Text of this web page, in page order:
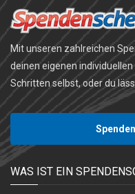
Mit unseren zahlreichen
deinen eigenen
Schritten selbst, oder du
WAS IST EIN